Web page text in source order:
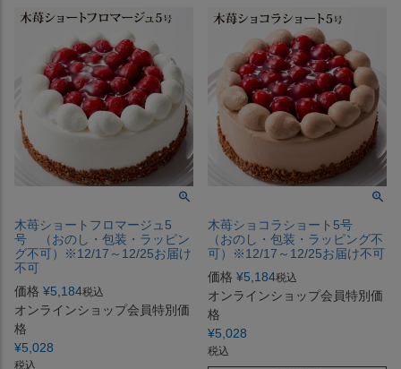
木苺ショートフロマージュ5
号 （おのし・包装・ラッピン
グ不可）※12/17～12/25お届け
不可
価格 ¥5,184税込
オンラインショップ会員特別価
格
¥5,028
税込
木苺ショコラショート5号
（おのし・包装・ラッピング不
可）※12/17～12/25お届け不可
価格 ¥5,184税込
オンラインショップ会員特別価
格
¥5,028
税込